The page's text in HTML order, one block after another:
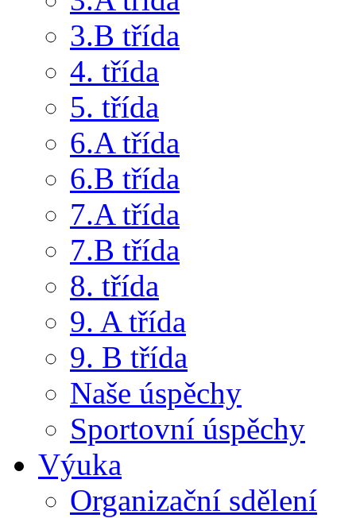
3.B třída
4. třída
5. třída
6.A třída
6.B třída
7.A třída
7.B třída
8. třída
9. A třída
9. B třída
Naše úspěchy
Sportovní úspěchy
Výuka
Organizační sdělení